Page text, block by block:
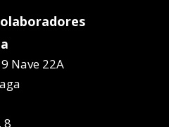
Nave 22A
8